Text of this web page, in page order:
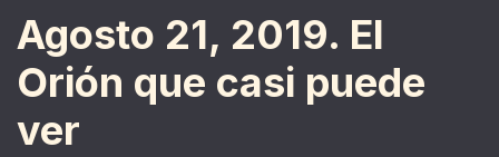
Agosto 21, 2019. El
Orión que casi puede
ver